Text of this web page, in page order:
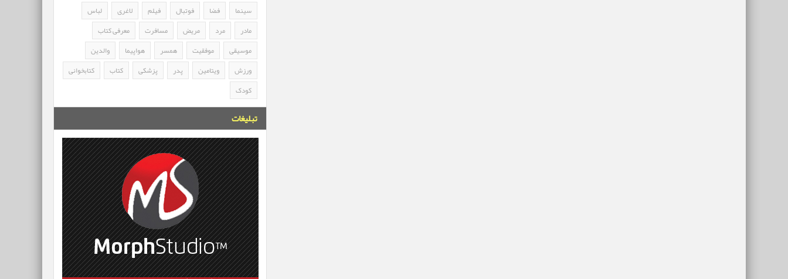
سینما
فضا فوتبال فیلم لاغری
لباس
مادر
مرد مریض مسافرت
معرفی کتاب
موسیقی
موفقیت همسر هواپیما
والدین
ورزش
ویتامین پدر پزشکی کتاب
کتابخوانی
کودک
تبلیغات